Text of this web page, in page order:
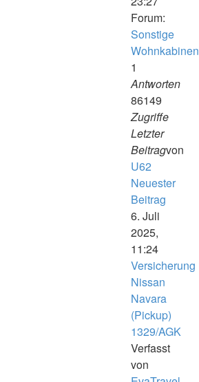
Forum:
Sonstige
Wohnkabinen
1
Antworten
86149
Zugriffe
Letzter
Beitragvon
U62
Neuester
Beitrag
6. Juli
2025,
11:24
Versicherung
Nissan
Navara
(Pickup)
1329/AGK
Verfasst
von